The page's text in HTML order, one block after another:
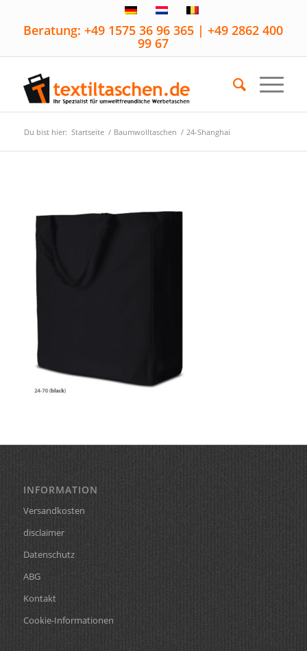
Beratung: +49 1575 36 96 365 | +49 2862 400
99 67
Du bist hier: Startseite / Baumwolltaschen / 24-Shanghai
INFORMATION
Versandkosten
disclaimer
Datenschutz
ABG
Kontakt
Cookie-Informationen